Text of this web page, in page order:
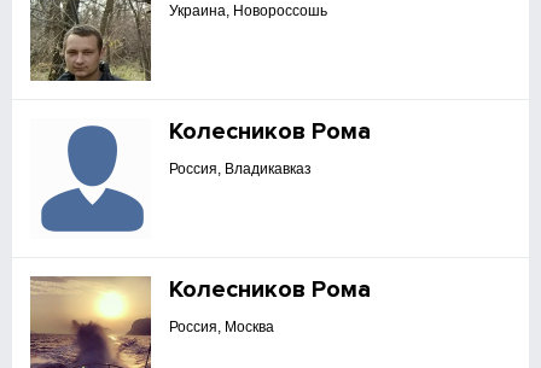
Украина, Новороссошь
Колесников Рома
Россия, Владикавказ
Колесников Рома
Россия, Москва